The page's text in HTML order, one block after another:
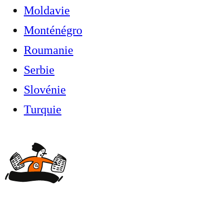
Moldavie
Monténégro
Roumanie
Serbie
Slovénie
Turquie